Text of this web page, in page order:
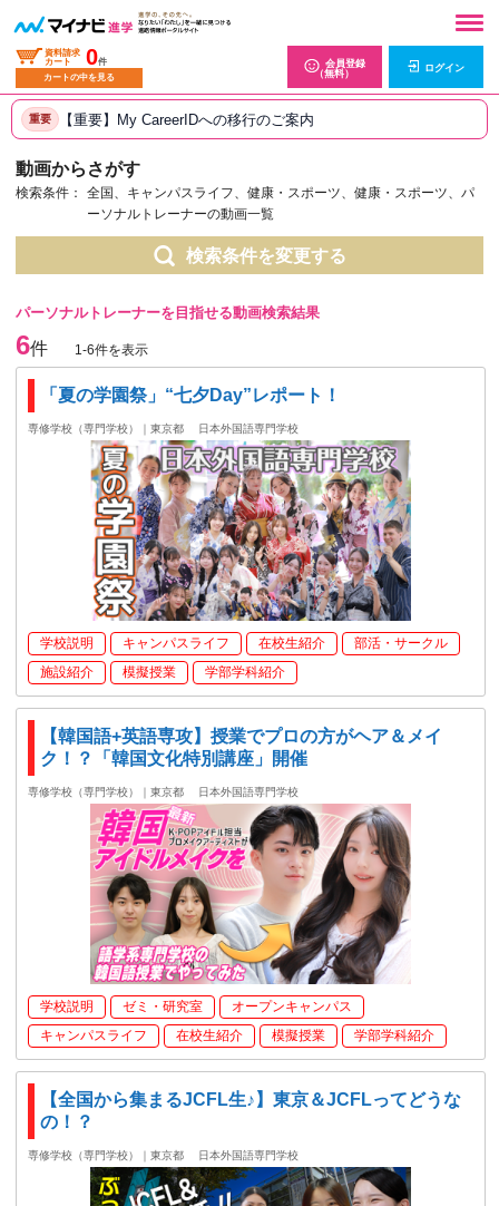
資料請求
カート
0件
カートの中を見る
会員登録
（無料）
ログイン
重要 【重要】My CareerIDへの移行のご案内
動画からさがす
検索条件：
全国、キャンパスライフ、健康・スポーツ、健康・スポーツ、パ
ーソナルトレーナーの動画一覧
検索条件を変更する
パーソナルトレーナーを目指せる動画検索結果
6件 1-6件を表示
「夏の学園祭」“七夕Day”レポート！
専修学校（専門学校）｜東京都 日本外国語専門学校
学校説明 キャンパスライフ 在校生紹介
部活・サークル
施設紹介
模擬授業 学部学科紹介
【韓国語+英語専攻】授業でプロの方がヘア＆メイ
ク！？「韓国文化特別講座」開催
専修学校（専門学校）｜東京都 日本外国語専門学校
学校説明 ゼミ・研究室
オープンキャンパス
キャンパスライフ
在校生紹介 模擬授業 学部学科紹介
【全国から集まるJCFL生♪】東京＆JCFLってどうな
の！？
専修学校（専門学校）｜東京都 日本外国語専門学校